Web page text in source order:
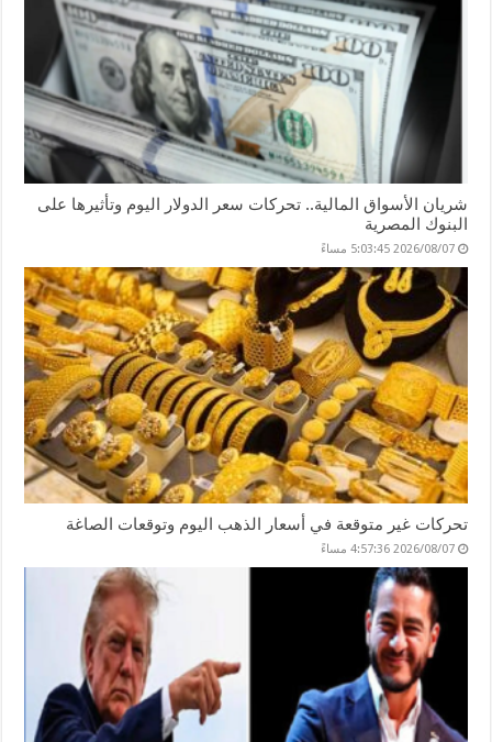
شريان الأسواق المالية.. تحركات سعر الدولار اليوم وتأثيرها على
البنوك المصرية
2026/08/07 5:03:45 مساءً
تحركات غير متوقعة في أسعار الذهب اليوم وتوقعات الصاغة
2026/08/07 4:57:36 مساءً